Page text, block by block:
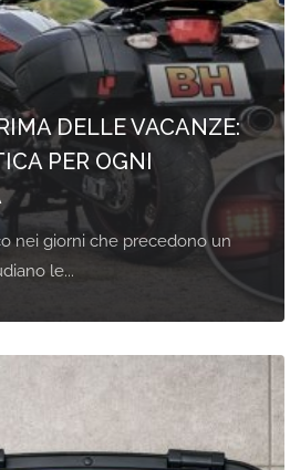
DELLE VACANZE:
PER OGNI
nei giorni che precedono un
le...